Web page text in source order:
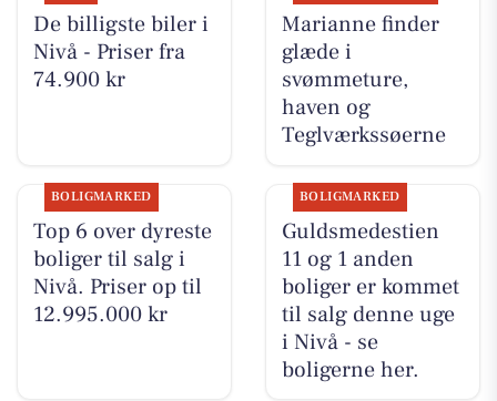
De billigste biler i
Nivå - Priser fra
74.900 kr
Marianne finder
glæde i
svømmeture,
haven og
Teglværkssøerne
BOLIGMARKED
Top 6 over dyreste
boliger til salg i
Nivå. Priser op til
12.995.000 kr
BOLIGMARKED
Guldsmedestien
11 og 1 anden
boliger er kommet
til salg denne uge
i Nivå - se
boligerne her.